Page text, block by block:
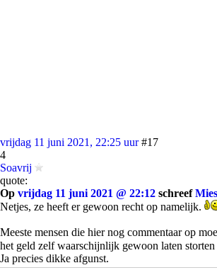
vrijdag 11 juni 2021, 22:25 uur #17
4
Soavrij
quote:
Op vrijdag 11 juni 2021 @ 22:12 schreef
Netjes, ze heeft er gewoon recht op namelijk.
Meeste mensen die hier nog commentaar op
het geld zelf waarschijnlijk gewoon laten
Ja precies dikke afgunst.